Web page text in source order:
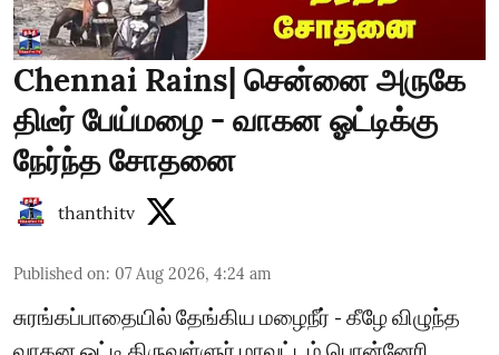
Chennai Rains| சென்னை அருகே
திடீர் பேய்மழை - வாகன ஓட்டிக்கு
நேர்ந்த சோதனை
thanthitv
Published on: 07 Aug 2026, 4:24 am
சுரங்கப்பாதையில் தேங்கிய மழைநீர் - கீழே விழுந்த
வாகன ஓட்டி திருவள்ளுர் மாவட்டம் பொன்னேரி